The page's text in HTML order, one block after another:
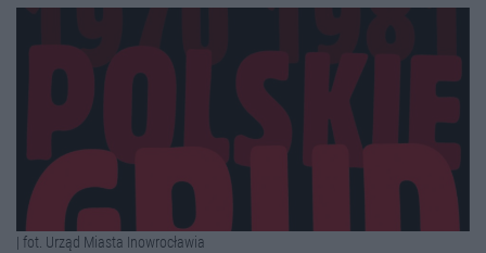
| fot. Urząd Miasta Inowrocławia